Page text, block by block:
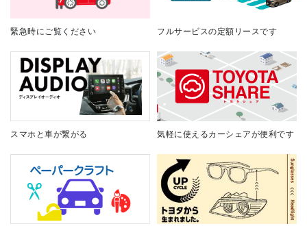
緊急時にご覧ください フルサービスの定額リースです
スマホと車が繋がる 気軽に使えるカーシェアが便利です